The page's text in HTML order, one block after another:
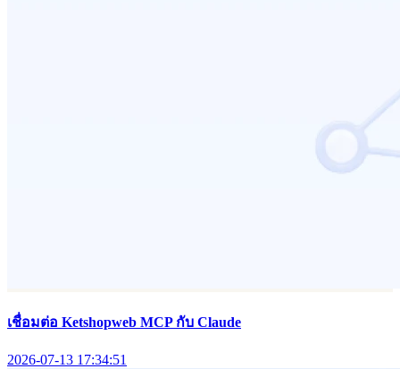
เชื่อมต่อ Ketshopweb MCP กับ Claude
2026-07-13 17:34:51